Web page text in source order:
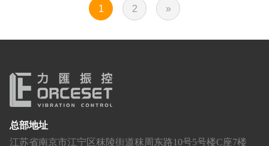
1 2 »
总部地址
江苏省南京市江宁区秣陵街道秣周东路10号5号楼C座7楼